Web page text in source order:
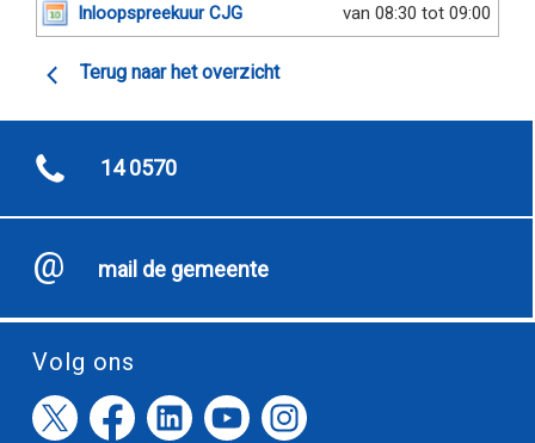
van 08:30 tot 09:00
Inloopspreekuur CJG
Terug naar het overzicht
14 0570
mail de gemeente
Volg ons